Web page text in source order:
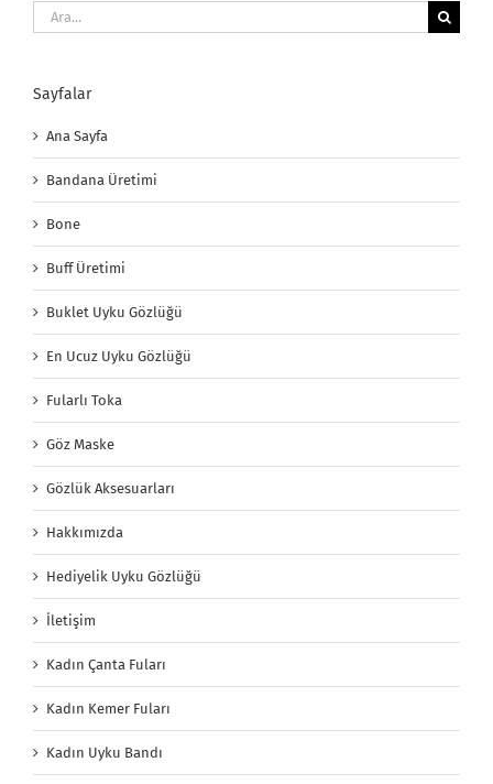
Ara:
Sayfalar
Ana Sayfa
Bandana Üretimi
Bone
Buff Üretimi
Buklet Uyku Gözlüğü
En Ucuz Uyku Gözlüğü
Fularlı Toka
Göz Maske
Gözlük Aksesuarları
Hakkımızda
Hediyelik Uyku Gözlüğü
İletişim
Kadın Çanta Fuları
Kadın Kemer Fuları
Kadın Uyku Bandı